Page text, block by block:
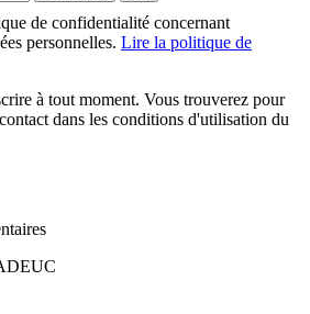
de confidentialité concernant
personnelles. Lire la politique de
à tout moment. Vous trouverez pour
dans les conditions d'utilisation du